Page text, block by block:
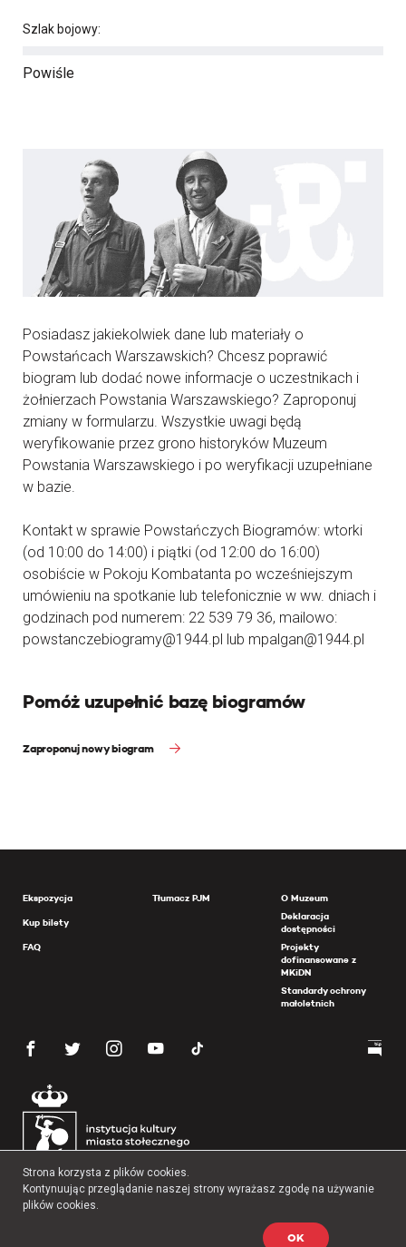
Szlak bojowy:
Powiśle
Posiadasz jakiekolwiek dane lub materiały o
Powstańcach Warszawskich? Chcesz poprawić
biogram lub dodać nowe informacje o uczestnikach i
żołnierzach Powstania Warszawskiego? Zaproponuj
zmiany w formularzu. Wszystkie uwagi będą
weryfikowanie przez grono historyków Muzeum
Powstania Warszawskiego i po weryfikacji uzupełniane
w bazie.
Kontakt w sprawie Powstańczych Biogramów: wtorki
(od 10:00 do 14:00) i piątki (od 12:00 do 16:00)
osobiście w Pokoju Kombatanta po wcześniejszym
umówieniu na spotkanie lub telefonicznie w ww. dniach i
godzinach pod numerem: 22 539 79 36, mailowo:
powstanczebiogramy@1944.pl lub mpalgan@1944.pl
Pomóż uzupełnić bazę biogramów
Zaproponuj nowy biogram
Ekspozycja
Kup bilety
FAQ
Tłumacz PJM
O Muzeum
Deklaracja
dostępności
Projekty
dofinansowane z
MKiDN
Standardy ochrony
małoletnich
Copyright 2026 Muzeum Powstania Warszawskiego
Strona korzysta z plików cookies.
Kontynuując przeglądanie naszej strony wyrażasz zgodę na używanie
plików cookies.
OK